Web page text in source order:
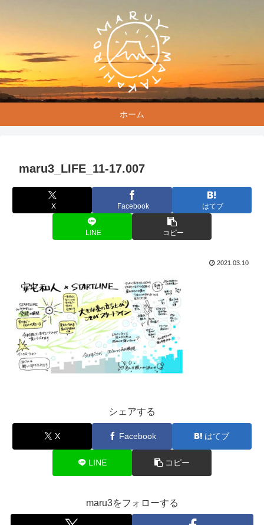
ホーム
maru3_LIFE_11-17.007
X Facebook はてブ
LINE コピー
2021.03.10
シェアする
X Facebook はてブ
LINE コピー
maru3をフォローする